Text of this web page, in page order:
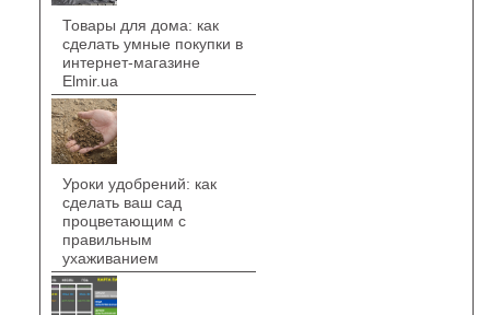
Товары для дома: как
сделать умные покупки в
интернет-магазине
Elmir.ua
Уроки удобрений: как
сделать ваш сад
процветающим с
правильным
ухаживанием